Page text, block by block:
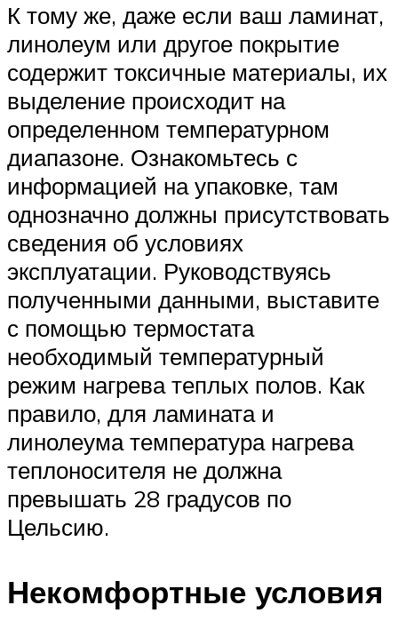
К тому же, даже если ваш ламинат,
линолеум или другое покрытие
содержит токсичные материалы, их
выделение происходит на
определенном температурном
диапазоне. Ознакомьтесь с
информацией на упаковке, там
однозначно должны присутствовать
сведения об условиях
эксплуатации. Руководствуясь
полученными данными, выставите
с помощью термостата
необходимый температурный
режим нагрева теплых полов. Как
правило, для ламината и
линолеума температура нагрева
теплоносителя не должна
превышать 28 градусов по
Цельсию.
Некомфортные условия